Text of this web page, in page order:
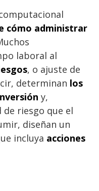
cómo administrar
laboral al
, o ajuste de
determinan los
y,
riesgo que el
diseñan un
incluya acciones